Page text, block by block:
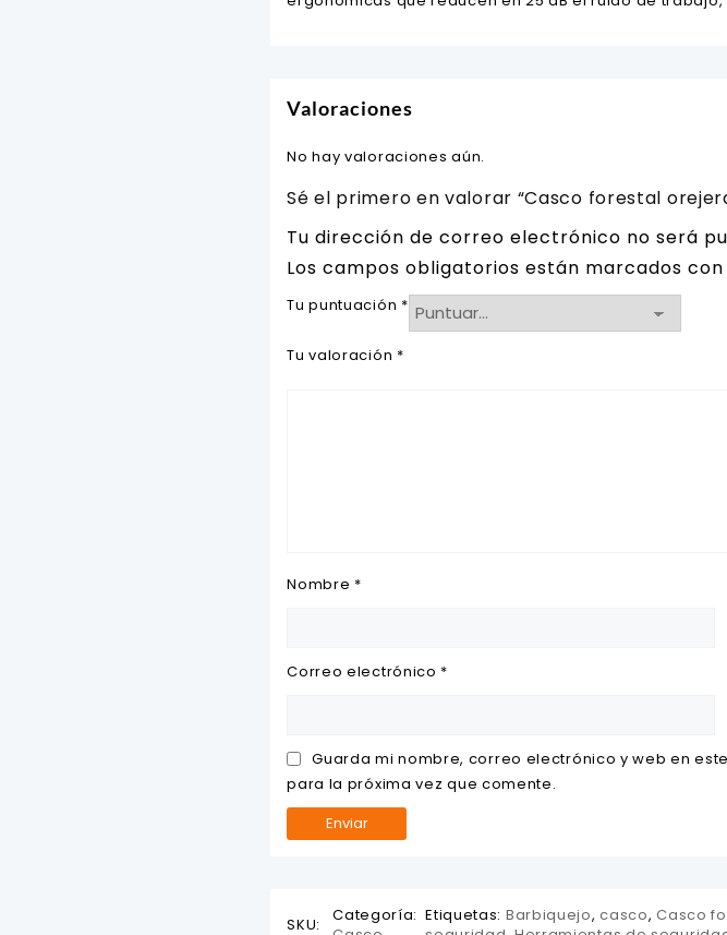
Valoraciones
No hay valoraciones aún.
Sé el primero en valorar “Casco forestal
Tu dirección de correo electrónico no será
Los campos obligatorios están marcados con
Tu puntuación *
Tu valoración *
Nombre *
Correo electrónico *
Guarda mi nombre, correo electrónico y web en
para la próxima vez que comente.
SKU:
Categoría: Etiquetas: Barbiquejo,casco,Casco